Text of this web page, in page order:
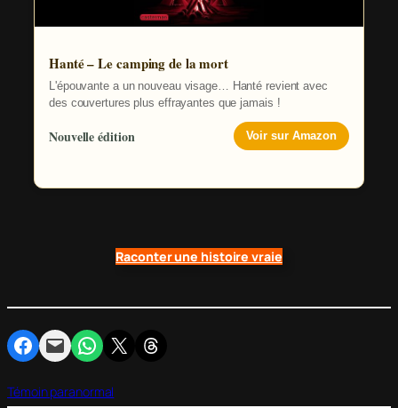
Hanté – Le camping de la mort
L'épouvante a un nouveau visage… Hanté revient avec
des couvertures plus effrayantes que jamais !
Nouvelle édition Voir sur Amazon
Raconter une histoire vraie
Partager sur Facebook
Envoyer cette page par e-mailPartager sur WhatsApp
Partager sur X Partager sur Threads
Témoin paranormal